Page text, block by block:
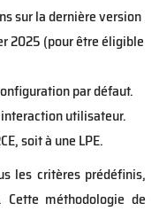
sur la dernière version
2025 (pour êtreéligible
par défaut.
utilisateur.
soit à une LPE.
les critères prédéfinis,
méthodologie de